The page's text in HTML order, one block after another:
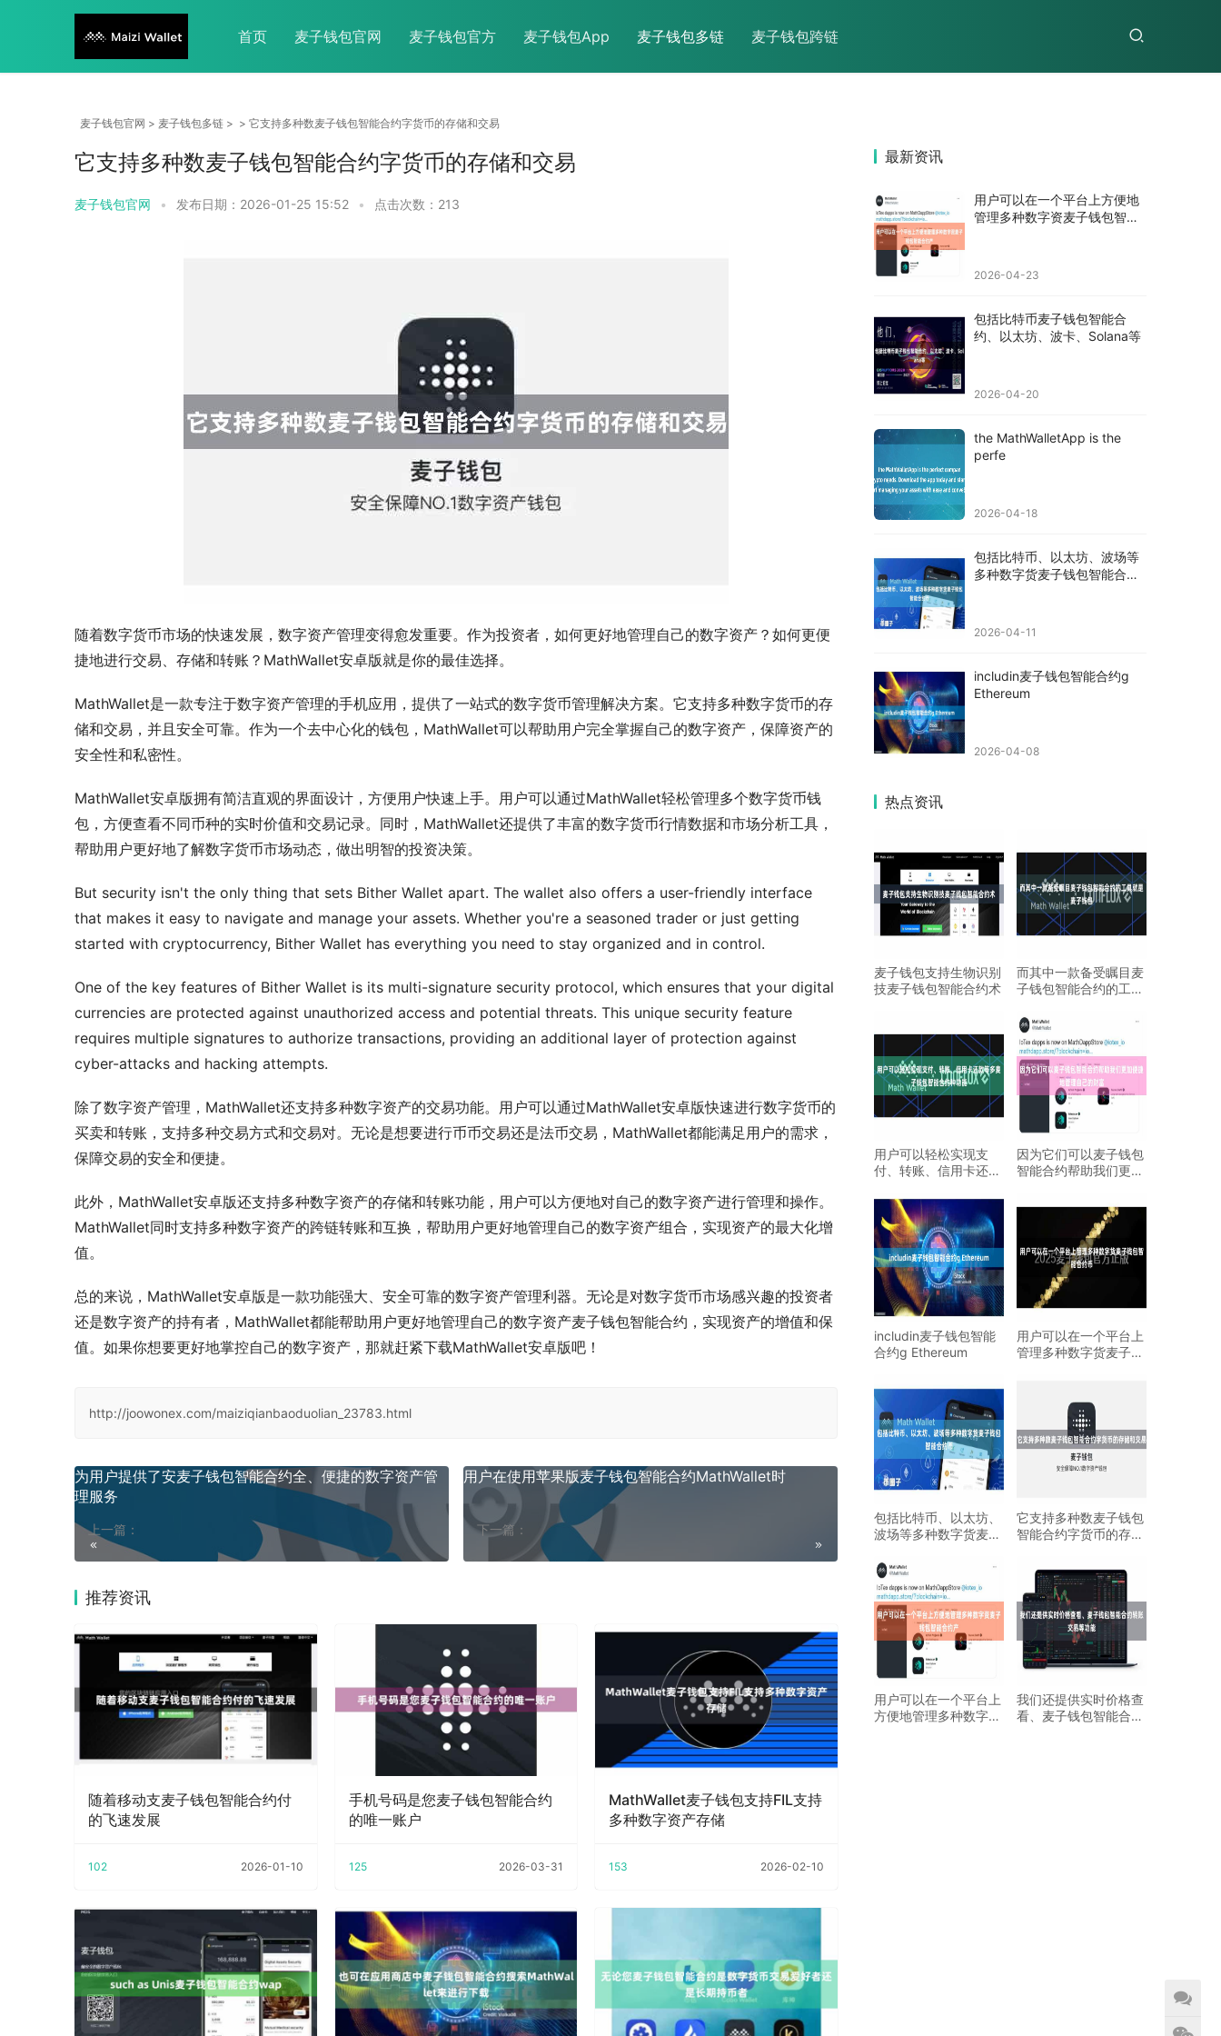
首页 麦子钱包官网 麦子钱包官方 麦子钱包App 麦子钱包多链 麦子钱包跨链
麦子钱包官网 > 麦子钱包多链 > > 它支持多种数麦子钱包智能合约字货币的存储和交易
它支持多种数麦子钱包智能合约字货币的存储和交易
麦子钱包官网 • 发布日期：2026-01-25 15:52 • 点击次数：213
随着数字货币市场的快速发展，数字资产管理变得愈发重要。作为投资者，如何更好地管理自己的数字资产？如何更便
捷地进行交易、存储和转账？MathWallet安卓版就是你的最佳选择。
MathWallet是一款专注于数字资产管理的手机应用，提供了一站式的数字货币管理解决方案。它支持多种数字货币的存
储和交易，并且安全可靠。作为一个去中心化的钱包，MathWallet可以帮助用户完全掌握自己的数字资产，保障资产的
安全性和私密性。
MathWallet安卓版拥有简洁直观的界面设计，方便用户快速上手。用户可以通过MathWallet轻松管理多个数字货币钱
包，方便查看不同币种的实时价值和交易记录。同时，MathWallet还提供了丰富的数字货币行情数据和市场分析工具，
帮助用户更好地了解数字货币市场动态，做出明智的投资决策。
But security isn't the only thing that sets Bither Wallet apart. The wallet also offers a user-friendly interface
that makes it easy to navigate and manage your assets. Whether you're a seasoned trader or just getting
started with cryptocurrency, Bither Wallet has everything you need to stay organized and in control.
One of the key features of Bither Wallet is its multi-signature security protocol, which ensures that your digital
currencies are protected against unauthorized access and potential threats. This unique security feature
requires multiple signatures to authorize transactions, providing an additional layer of protection against
cyber-attacks and hacking attempts.
除了数字资产管理，MathWallet还支持多种数字资产的交易功能。用户可以通过MathWallet安卓版快速进行数字货币的
买卖和转账，支持多种交易方式和交易对。无论是想要进行币币交易还是法币交易，MathWallet都能满足用户的需求，
保障交易的安全和便捷。
此外，MathWallet安卓版还支持多种数字资产的存储和转账功能，用户可以方便地对自己的数字资产进行管理和操作。
MathWallet同时支持多种数字资产的跨链转账和互换，帮助用户更好地管理自己的数字资产组合，实现资产的最大化增
值。
总的来说，MathWallet安卓版是一款功能强大、安全可靠的数字资产管理利器。无论是对数字货币市场感兴趣的投资者
还是数字资产的持有者，MathWallet都能帮助用户更好地管理自己的数字资产麦子钱包智能合约，实现资产的增值和保
值。如果你想要更好地掌控自己的数字资产，那就赶紧下载MathWallet安卓版吧！
http://joowonex.com/maiziqianbaoduolian_23783.html
上一篇：
为用户提供了安麦子钱包智能合约全、便捷的数字资产管
理服务
下一篇：
用户在使用苹果版麦子钱包智能合约MathWallet时
推荐资讯
随着移动支麦子钱包智能合约付
的飞速发展
102 2026-01-10
手机号码是您麦子钱包智能合约
的唯一账户
125 2026-03-31
MathWallet麦子钱包支持FIL支持
多种数字资产存储
153 2026-02-10
最新资讯
用户可以在一个平台上方便地
管理多种数字资麦子钱包智能
2026-04-23
包括比特币麦子钱包智能合
约、以太坊、波卡、Solana等
2026-04-20
the MathWalletApp is the
perfe
2026-04-18
包括比特币、以太坊、波场等
多种数字货麦子钱包智能合约
2026-04-11
includin麦子钱包智能合约g
Ethereum
2026-04-08
热点资讯
麦子钱包支持生物识别
技麦子钱包智能合约术
而其中一款备受瞩目麦
子钱包智能合约的工具
用户可以轻松实现支
付、转账、信用卡还款
种
因为它们可以麦子钱包
智能合约帮助我们更加
includin麦子钱包智能
合约g Ethereum
用户可以在一个平台上
管理多种数字货麦子钱
包括比特币、以太坊、
波场等多种数字货麦子
它支持多种数麦子钱包
智能合约字货币的存储
用户可以在一个平台上
方便地管理多种数字资
我们还提供实时价格查
看、麦子钱包智能合约